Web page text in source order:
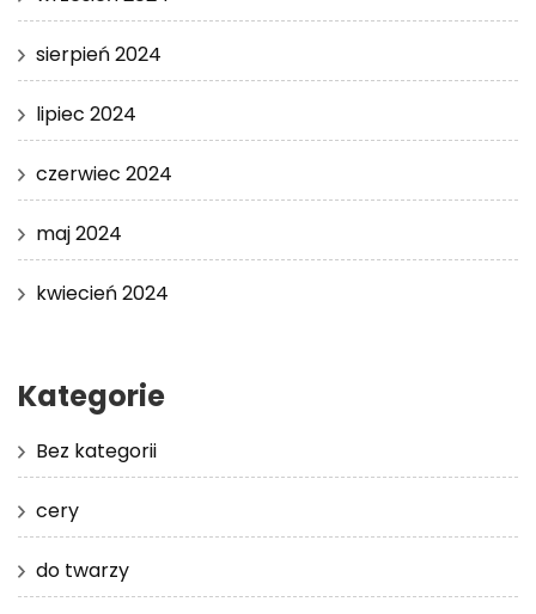
sierpień 2024
lipiec 2024
czerwiec 2024
maj 2024
kwiecień 2024
Kategorie
Bez kategorii
cery
do twarzy